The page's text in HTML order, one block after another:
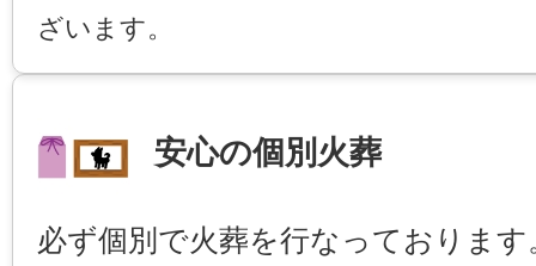
ざいます。
安心の個別火葬
必ず個別で火葬を行なっておりま